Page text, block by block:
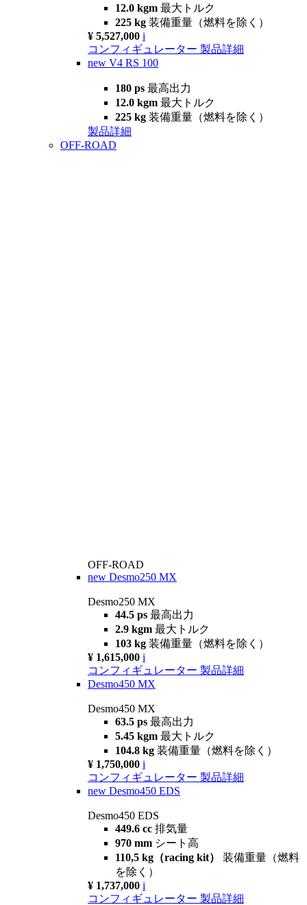
12.0 kgm 最大トルク
225 kg 装備重量（燃料を除く）
¥ 5,527,000 i
コンフィギュレーター 製品詳細
new V4 RS 100
180 ps 最高出力
12.0 kgm 最大トルク
225 kg 装備重量（燃料を除く）
製品詳細
OFF-ROAD
OFF-ROAD
new Desmo250 MX
Desmo250 MX
44.5 ps 最高出力
2.9 kgm 最大トルク
103 kg 装備重量（燃料を除く）
¥ 1,615,000 i
コンフィギュレーター 製品詳細
Desmo450 MX
Desmo450 MX
63.5 ps 最高出力
5.45 kgm 最大トルク
104.8 kg 装備重量（燃料を除く）
¥ 1,750,000 i
コンフィギュレーター 製品詳細
new Desmo450 EDS
Desmo450 EDS
449.6 cc 排気量
970 mm シート高
110,5 kg（racing kit） 装備重量（燃料
を除く）
¥ 1,737,000 i
コンフィギュレーター 製品詳細